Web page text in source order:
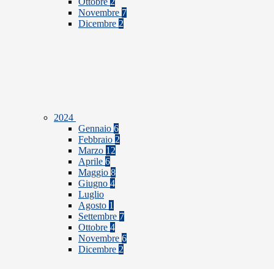
Novembre 7
Dicembre 2
2024
Gennaio 6
Febbraio 2
Marzo 12
Aprile 6
Maggio 8
Giugno 4
Luglio
Agosto 1
Settembre 7
Ottobre 4
Novembre 6
Dicembre 2